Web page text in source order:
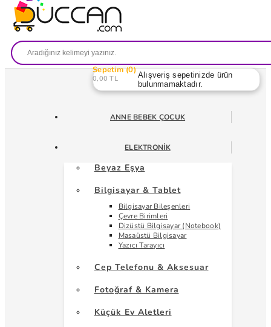
Sepetim 0
0,00 TL
Alışveriş sepetinizde ürün
bulunmamaktadır.
ANNE BEBEK ÇOCUK
ELEKTRONIK
Beyaz Eşya
Bilgisayar & Tablet
Bilgisayar Bileşenleri
Çevre Birimleri
Dizüstü Bilgisayar (Notebook)
Masaüstü Bilgisayar
Yazıcı Tarayıcı
Cep Telefonu & Aksesuar
Fotoğraf & Kamera
Küçük Ev Aletleri